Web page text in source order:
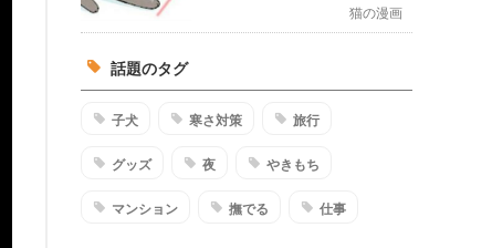
猫の漫画
話題のタグ
子犬 寒さ対策 旅行
グッズ 夜 やきもち
マンション 撫でる 仕事